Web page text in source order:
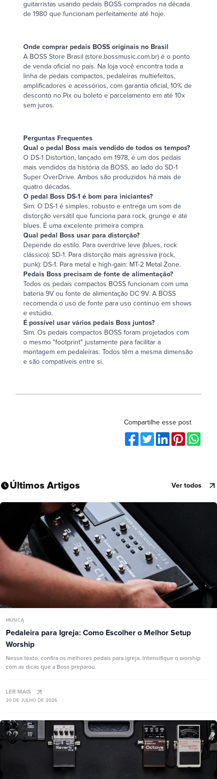
guitarristas usando pedais BOSS comprados na década
de 1980 que funcionam perfeitamente até hoje.
Onde comprar pedais BOSS originais no Brasil
A BOSS Store Brasil (store.bossmusic.com.br) é o ponto
de venda oficial no país. Na loja você encontra toda a
linha de pedais compactos, pedaleiras multiefeitos,
amplificadores e acessórios, com garantia oficial, 10% de
desconto no Pix ou boleto e parcelamento em até 10x
sem juros.
Perguntas Frequentes
Qual o pedal Boss mais vendido de todos os tempos?
O DS-1 Distortion, lançado em 1978, é um dos pedais
mais vendidos da história da BOSS, ao lado do SD-1
Super OverDrive. Ambos são produzidos há mais de
quatro décadas.
O pedal Boss DS-1 é bom para iniciantes?
Sim. O DS-1 é simples, robusto e entrega um som de
distorção versátil que funciona para rock, grunge e até
blues. É uma excelente primeira compra.
Qual pedal Boss usar para distorção?
Depende do estilo. Para overdrive leve (blues, rock
clássico): SD-1. Para distorção mais agressiva (rock,
punk): DS-1. Para metal e high-gain: MT-2 Metal Zone.
Pedais Boss precisam de fonte de alimentação?
Todos os pedais compactos BOSS funcionam com uma
bateria 9V ou fonte de alimentação DC 9V. A BOSS
recomenda o uso de fonte para uso contínuo em shows
e estúdio.
É possível usar vários pedais Boss juntos?
Sim. Os pedais compactos BOSS foram projetados com
o mesmo "footprint" justamente para facilitar a
montagem em pedaleiras. Todos têm a mesma dimensão
e são compatíveis entre si.
Compartilhe esse post
Últimos Artigos Ver todos
MÚSICA
Pedaleira para Igreja: Como Escolher o Melhor Setup
Worship
Nesse texto, confira os melhores pedais para igreja. Intensifique o worship
com as dicas que a Boss preparou.
20 DE JULHO DE 2026
LER MAIS